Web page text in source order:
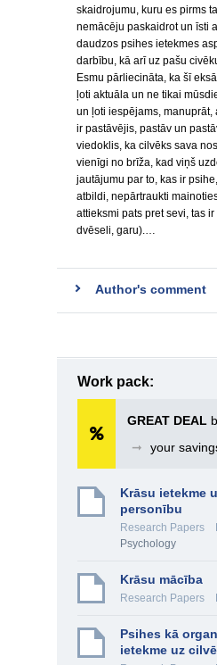
skaidrojumu, kuru es pirms
nemācēju paskaidrot un īsti
daudzos psihes ietekmes
darbību, kā arī uz pašu
Esmu pārliecināta, ka šī
ļoti aktuāla un ne tikai
un ļoti iespējams, manuprāt,
ir pastāvējis, pastāv un
viedoklis, ka cilvēks sava
vienīgi no brīža, kad viņš
jautājumu par to, kas ir
atbildi, nepārtraukti
attieksmi pats pret sevi, tas
dvēseli, garu).…
Author's comment
Work pack:
GREAT DEAL
➞
your
Krāsu ietekme
personību
Research Papers
Psychology
Krāsu mācība
Research Papers
Psihes kā
ietekme uz